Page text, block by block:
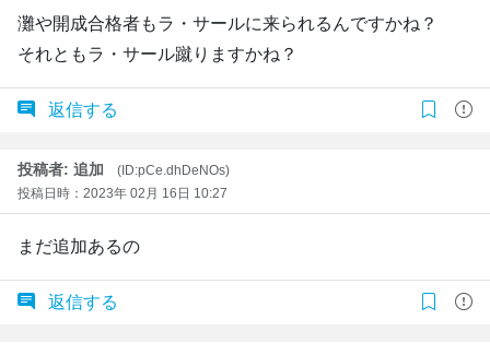
灘や開成合格者もラ・サールに来られるんですかね？
それともラ・サール蹴りますかね？
返信する
投稿者: 追加
(ID:pCe.dhDeNOs)
投稿日時：2023年 02月 16日 10:27
まだ追加あるの
返信する